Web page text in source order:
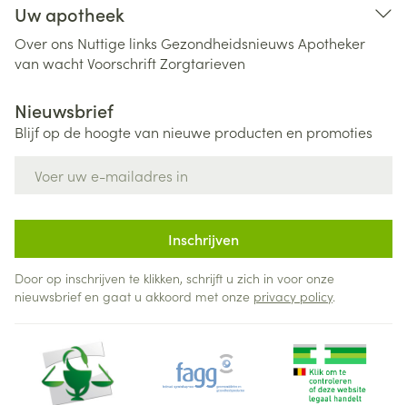
Uw apotheek
Over ons Nuttige links Gezondheidsnieuws Apotheker
van wachtVoorschriftZorgtarieven
Nieuwsbrief
Blijf op de hoogte van nieuwe producten en promoties
Inschrijven
Door op inschrijven te klikken, schrijft u zich in voor onze
nieuwsbrief en gaat u akkoord met onze privacy policy.